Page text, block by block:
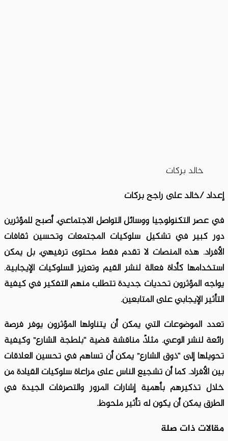
خالد بركات
إعداد /خالد على راجح بركات
في عصر التكنولوجيا ووسائل التواصل الاجتماعي، أصبح للمؤثرين
دور كبير في تشكيل سلوكيات المجتمعات وتحسين ثقافات
الأفراد. هذه المنصات لا تقدم فقط محتوى ترفيهي، بل يمكن
استخدامها كأداة فعالة لنشر القيم وتعزيز السلوكيات الإيجابية.
يواجه المؤثرون تحديات جديدة تتطلب منهم التفكير في كيفية
التأثير الإيجابي على المتابعين.
تعدد الموضوعات التي يمكن أن يتناولها المؤثرون يوفر فرصة
رائعة لنشر الوعي. مثلاً، مناقشة قضية “بلطجة الشارع” وكيفية
تحويلها إلى “ذوق الشارع” يمكن أن تساهم في تحسين العلاقات
بين الأفراد. كما أن تشجيع الناس على مراعاة سلوكيات القيادة من
خلال تذكيرهم بأهمية إشارات المرور والتصرفات الجيدة في
الطرق يمكن أن يكون له تأثير ملحوظ.
مقالات ذات صلة